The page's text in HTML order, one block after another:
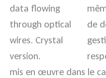
de
mis en œuvre dans le